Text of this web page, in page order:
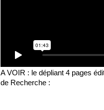
A VOIR : le dépliant 4 pages
de Recherche :